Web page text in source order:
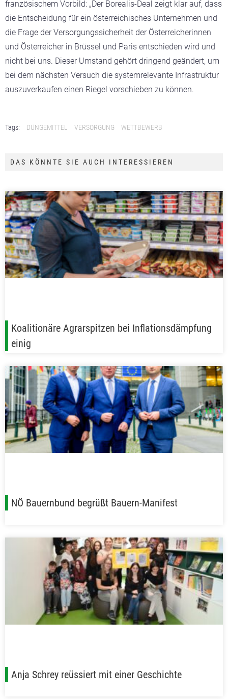
französischem Vorbild: „Der Borealis-Deal zeigt klar auf, dass
die Entscheidung für ein österreichisches Unternehmen und
die Frage der Versorgungssicherheit der Österreicherinnen
und Österreicher in Brüssel und Paris entschieden wird und
nicht bei uns. Dieser Umstand gehört dringend geändert, um
bei dem nächsten Versuch die systemrelevante Infrastruktur
auszuverkaufen einen Riegel vorschieben zu können.
Tags: DÜNGEMITTEL VERSORGUNG WETTBEWERB
DAS KÖNNTE SIE AUCH INTERESSIEREN
Koalitionäre Agrarspitzen bei Inflationsdämpfung
einig
NÖ Bauernbund begrüßt Bauern-Manifest
Anja Schrey reüssiert mit einer Geschichte